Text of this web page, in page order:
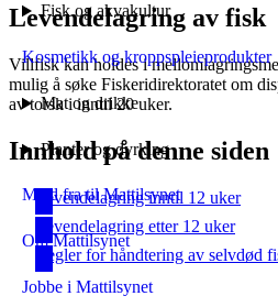
Fisk og akvakultur
Kosmetikk og kroppspleieprodukter
Mat og drikke
Planter og dyrking
Meld fra til Mattilsynet
Om Mattilsynet
Jobbe i Mattilsynet
Levendelagring av fisk
Villfisk kan holdes i
mulig å søke Fiskeridirektoratet om
av torsk i inntil 20 uker.
Innhold på denne siden
Levendelagring inntil 12 uker
Levendelagring etter 12 uker
Regler for håndtering av selvdød